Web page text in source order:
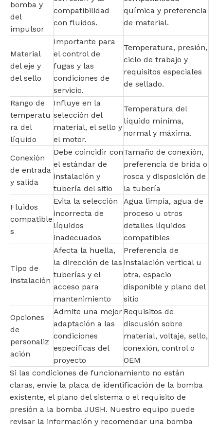
bomba y
del
impulsor
compatibilidad
con fluidos.
química y preferencia
de material.
Material
del eje y
del sello
Importante para
el control de
fugas y las
condiciones de
servicio.
Temperatura, presión,
ciclo de trabajo y
requisitos especiales
de sellado.
Rango de
temperatu
ra del
líquido
Influye en la
selección del
material, el sello y
el motor.
Temperatura del
líquido mínima,
normal y máxima.
Conexión
de entrada
y salida
Debe coincidir con
el estándar de
instalación y
tubería del sitio
Tamaño de conexión,
preferencia de brida o
rosca y disposición de
la tubería
Fluidos
compatible
s
Evita la selección
incorrecta de
líquidos
inadecuados
Agua limpia, agua de
proceso u otros
detalles líquidos
compatibles
Tipo de
instalación
Afecta la huella,
la dirección de las
tuberías y el
acceso para
mantenimiento
Preferencia de
instalación vertical u
otra, espacio
disponible y plano del
sitio
Opciones
de
personaliz
ación
Admite una mejor
adaptación a las
condiciones
específicas del
proyecto
Requisitos de
discusión sobre
material, voltaje, sello,
conexión, control o
OEM
Si las condiciones de funcionamiento no están
claras, envíe la placa de identificación de la bomba
existente, el plano del sistema o el requisito de
presión a la bomba JUSH. Nuestro equipo puede
revisar la información y recomendar una bomba